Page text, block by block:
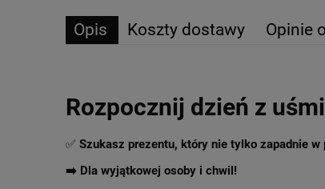
Opis Koszty dostawy Opinie
Rozpocznij dzień z
✅ Szukasz prezentu, który nie tylko zapadnie
➡️ Dla wyjątkowej osoby i chwil!